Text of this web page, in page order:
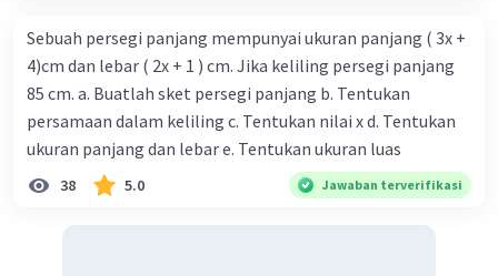
Sebuah persegi panjang mempunyai ukuran panjang ( 3x +
4)cm dan lebar ( 2x + 1 ) cm. Jika keliling persegi panjang
85 cm. a. Buatlah sket persegi panjang b. Tentukan
persamaan dalam keliling c. Tentukan nilai x d. Tentukan
ukuran panjang dan lebar e. Tentukan ukuran luas
38 5.0 Jawaban terverifikasi